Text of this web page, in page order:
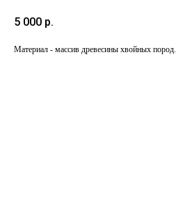
5 000 р.
Материал - массив древесины хвойных пород.